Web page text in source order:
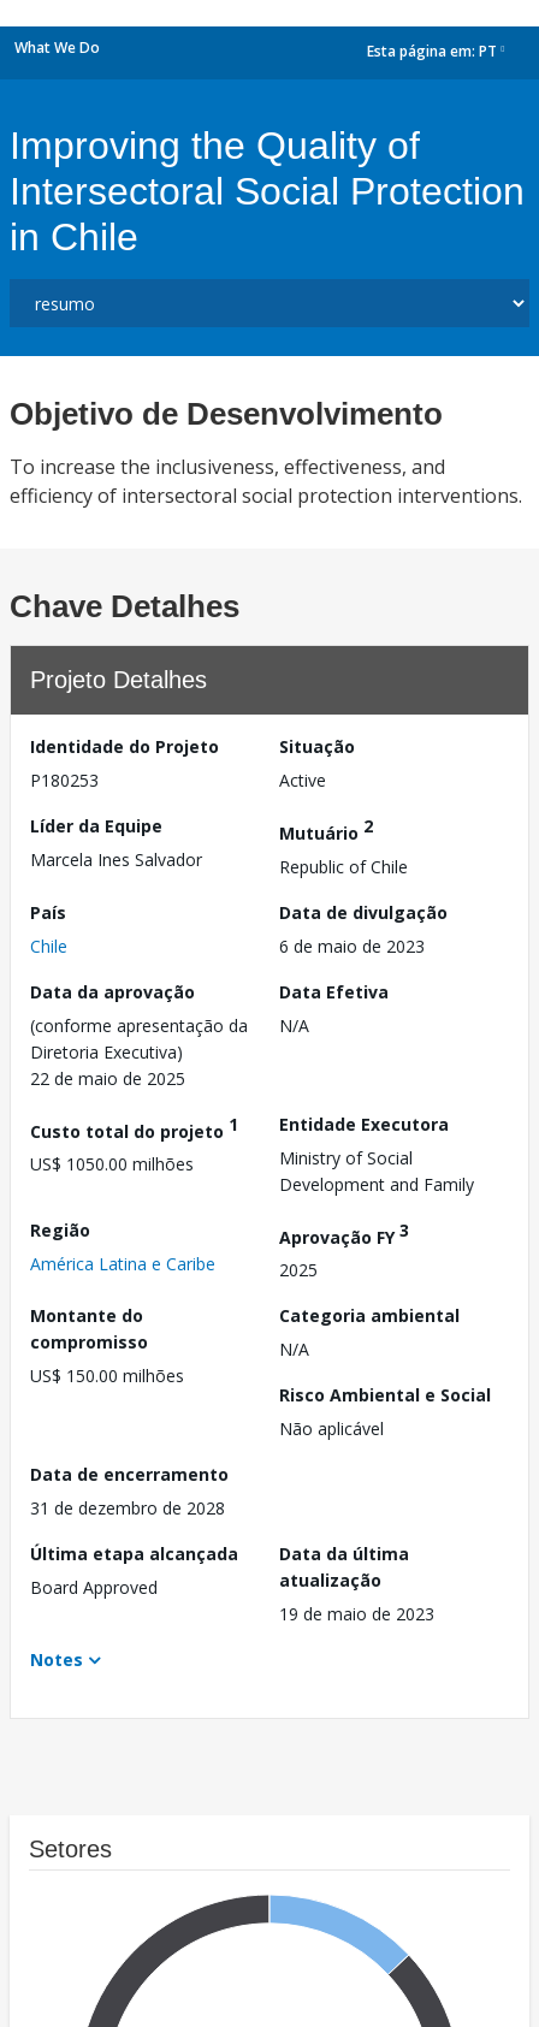
What We Do Esta página em: PT
Improving the Quality of
Intersectoral Social Protection
in Chile
Objetivo de Desenvolvimento
To increase the inclusiveness, effectiveness, and
efficiency of intersectoral social protection interventions.
Chave Detalhes
Projeto Detalhes
Identidade do Projeto
P180253
Situação
Active
Líder da Equipe
Marcela Ines Salvador
Mutuário 2
Republic of Chile
País
Chile
Data de divulgação
6 de maio de 2023
Data da aprovação
(conforme apresentação da
Diretoria Executiva)
22 de maio de 2025
Data Efetiva
N/A
Custo total do projeto 1
US$ 1050.00 milhões
Entidade Executora
Ministry of Social
Development and Family
Região
América Latina e Caribe
Aprovação FY3
2025
Montante do
compromisso
US$ 150.00 milhões
Categoria ambiental
N/A
Risco Ambiental e Social
Não aplicável
Data de encerramento
31 de dezembro de 2028
Última etapa alcançada
Board Approved
Data da última
atualização
19 de maio de 2023
Notes
Setores